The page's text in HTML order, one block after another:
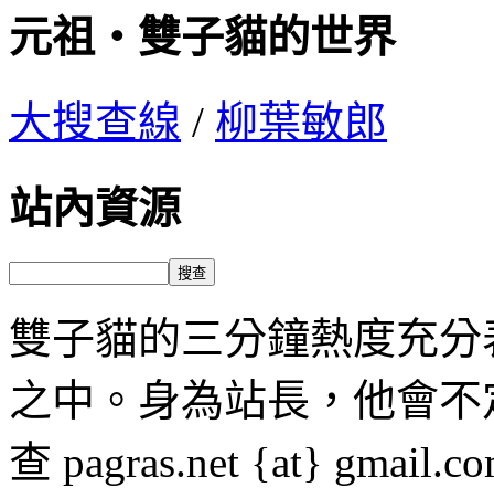
元祖‧雙子貓的世界
大搜查線 / 柳葉敏郎
站內資源
雙子貓的三分鐘熱度充
之中。身為站長，他會
查 pagras.net {at}